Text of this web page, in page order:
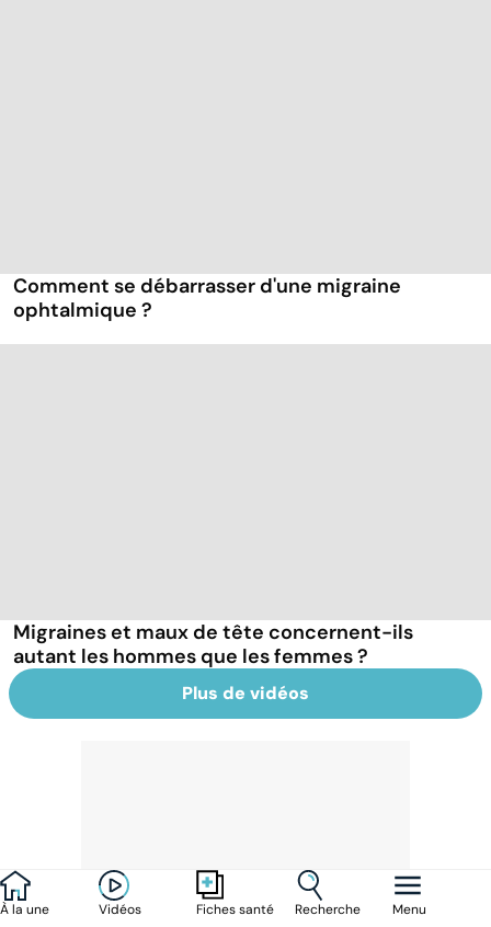
À la une Vidéos Fiches santé Recherche Menu
Comment se débarrasser d'une migraine
ophtalmique ?
Migraines et maux de tête concernent-ils
autant les hommes que les femmes ?
Plus de vidéos